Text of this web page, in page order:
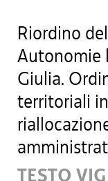
Riordino
Autonomie
Giulia.
territoriali
TESTO